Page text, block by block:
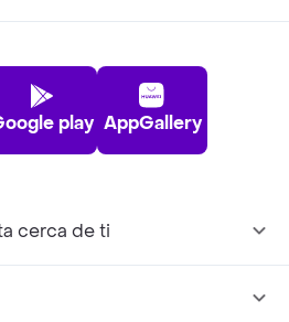
play AppGallery
cerca de ti